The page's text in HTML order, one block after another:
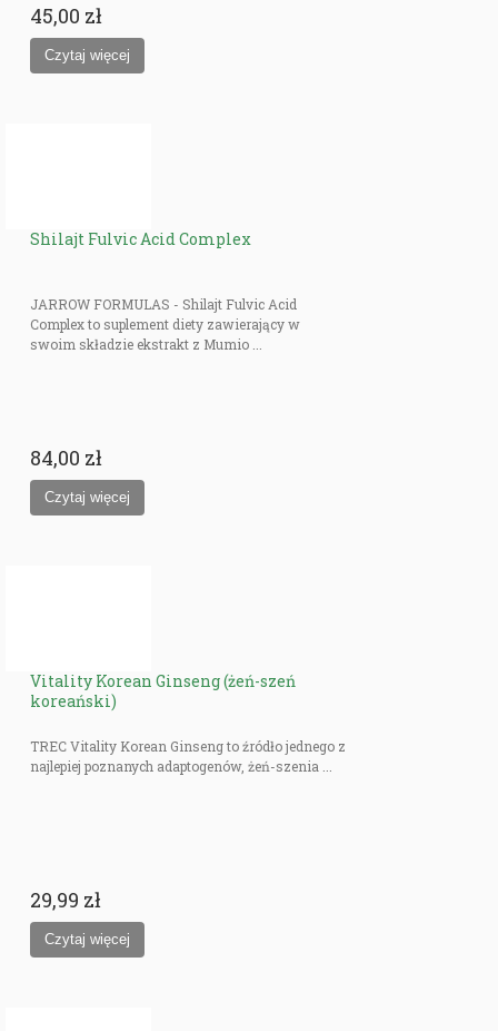
45,00 zł
Shilajt Fulvic Acid Complex
JARROW FORMULAS - Shilajt Fulvic Acid
Complex to suplement diety zawierający w
swoim składzie ekstrakt z Mumio ...
84,00 zł
Vitality Korean Ginseng (żeń-szeń
koreański)
TREC Vitality Korean Ginseng to źródło jednego z
najlepiej poznanych adaptogenów, żeń-szenia ...
29,99 zł